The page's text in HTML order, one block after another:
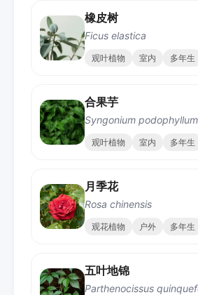
橡皮树
Ficus elastica
观叶植物 室内 多年生
合果芋
Syngonium podophyllum
观叶植物 室内 多年生
月季花
Rosa chinensis
观花植物 户外 多年生
五叶地锦
Parthenocissus